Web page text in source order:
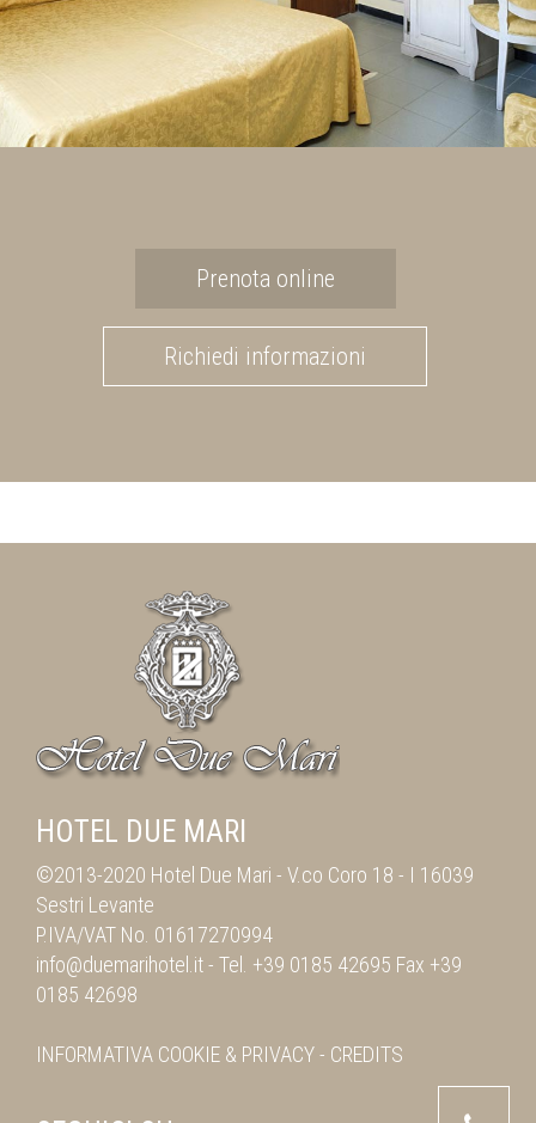
Prenota online
Richiedi informazioni
HOTEL DUE MARI
©2013-2020 Hotel Due Mari - V.co Coro 18 - I 16039
Sestri Levante
P.IVA/VAT No. 01617270994
info@duemarihotel.it- Tel. +39 0185 42695 Fax +39
0185 42698
INFORMATIVA COOKIE & PRIVACY- CREDITS